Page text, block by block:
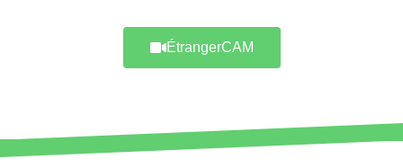
ÉtrangerCAM